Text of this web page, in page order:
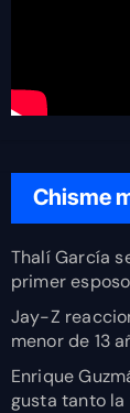
Chisme
Thalí García
primer
Jay-Z
menor de 13
Enrique
gusta tanto la